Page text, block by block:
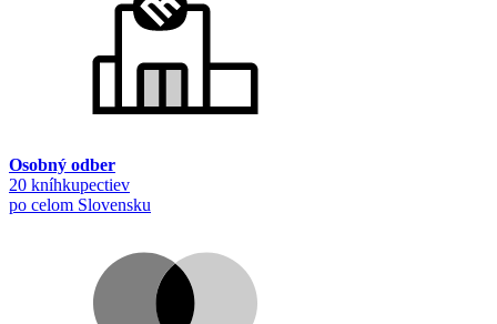
Osobný odber
20 kníhkupectiev
po celom Slovensku